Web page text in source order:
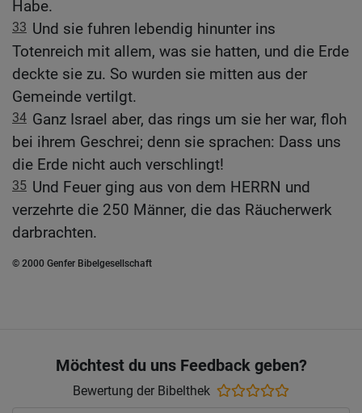
Habe.
33 Und sie fuhren lebendig hinunter ins
Totenreich mit allem, was sie hatten, und die Erde
deckte sie zu. So wurden sie mitten aus der
Gemeinde vertilgt.
34 Ganz Israel aber, das rings um sie her war, floh
bei ihrem Geschrei; denn sie sprachen: Dass uns
die Erde nicht auch verschlingt!
35 Und Feuer ging aus von dem HERRN und
verzehrte die 250 Männer, die das Räucherwerk
darbrachten.
© 2000 Genfer Bibelgesellschaft
Möchtest du uns Feedback geben?
Bewertung der Bibelthek